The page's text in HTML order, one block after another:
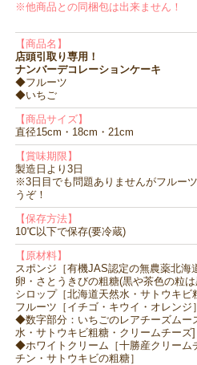
※他商品との同梱包は出来ません！
【商品名】
店頭引取り専用！
ナンバーデコレーションケーキ
◆フルーツ
◆いちご
【商品サイズ】
直径15cm・18cm・21cm
【賞味期限】
製造日より3日
※3日目でも問題ありませんがフルー
うぞ！
【保存方法】
10℃以下で保存(要冷蔵)
【原材料】
スポンジ［有機JAS認定の無農薬北海
卵・さとうきびの粗糖(黒や茶色の粒は
シロップ［北海道天然水・サトウキビ
フルーツ［イチゴ・キウイ・オレンジ］
◆数字部分：いちごのレアチーズムー
水・サトウキビ粗糖・クリームチーズ]
◆ホワイトクリーム［十勝産クリーム
チン・サトウキビの粗糖］